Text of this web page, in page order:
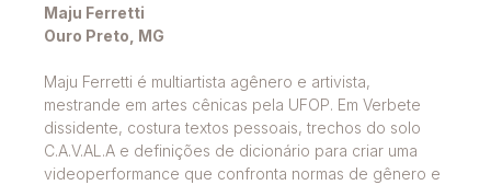
Maju Ferretti
Ouro Preto, MG
Maju Ferretti é multiartista agênero e artivista,
mestrande em artes cênicas pela UFOP. Em Verbete
dissidente, costura textos pessoais, trechos do solo
C.A.V.AL.A e definições de dicionário para criar uma
videoperformance que confronta normas de gênero e